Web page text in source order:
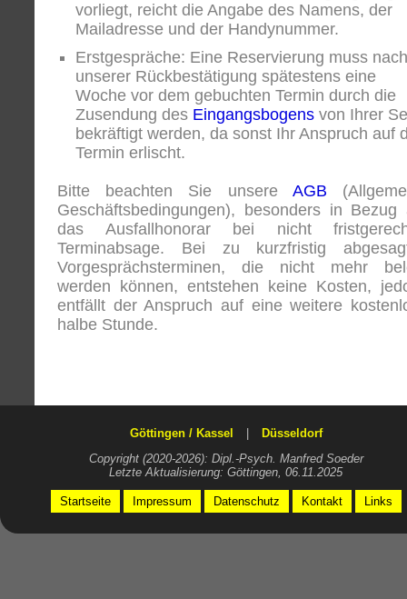
vorliegt, reicht die Angabe des Namens, der
Mailadresse und der Handynummer.
Erstgespräche: Eine Reservierung muss nach
unserer Rückbestätigung spätestens eine
Woche vor dem gebuchten Termin durch die
Zusendung des Eingangsbogens von Ihrer
bekräftigt werden, da sonst Ihr Anspruch auf
Termin erlischt.
Bitte beachten Sie unsere AGB
Geschäftsbedingungen), besonders in Bezug
das Ausfallhonorar bei nicht
Terminabsage. Bei zu kurzfristig
Vorgesprächsterminen, die nicht mehr
werden können, entstehen keine Kosten,
entfällt der Anspruch auf eine weitere
halbe Stunde.
Göttingen / Kassel
Düsseldorf
Copyright (2020-2026): Dipl.-Psych. Manfred Soeder
Letzte Aktualisierung: Göttingen, 06.11.2025
Startseite Impressum Datenschutz Kontakt Links